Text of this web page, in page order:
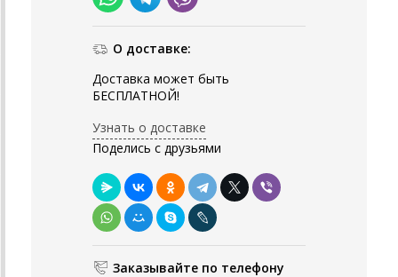
О доставке:
Доставка может быть
БЕСПЛАТНОЙ!
Узнать о доставке
Поделись с друзьями
Заказывайте по телефону